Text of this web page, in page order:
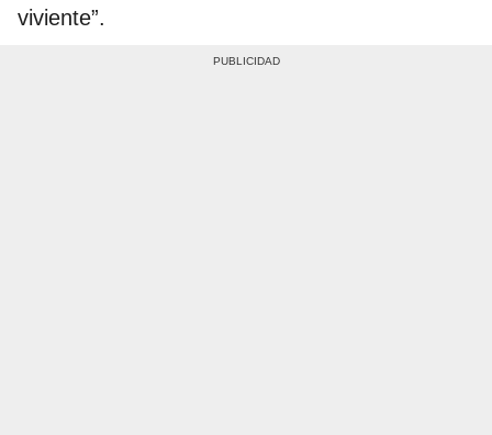
viviente”.